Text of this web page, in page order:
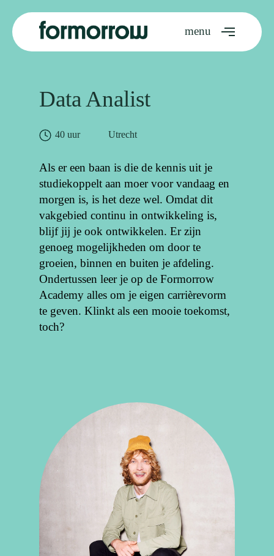
main
content
Menu
Data Analist
40 uur Utrecht
Als er een baan is die de kennis uit je
studiekoppelt aan moer voor vandaag en
morgen is, is het deze wel. Omdat dit
vakgebied continu in ontwikkeling is,
blijf jij je ook ontwikkelen. Er zijn
genoeg mogelijkheden om door te
groeien, binnen en buiten je afdeling.
Ondertussen leer je op de Formorrow
Academy alles om je eigen carrièrevorm
te geven. Klinkt als een mooie toekomst,
toch?
Apply